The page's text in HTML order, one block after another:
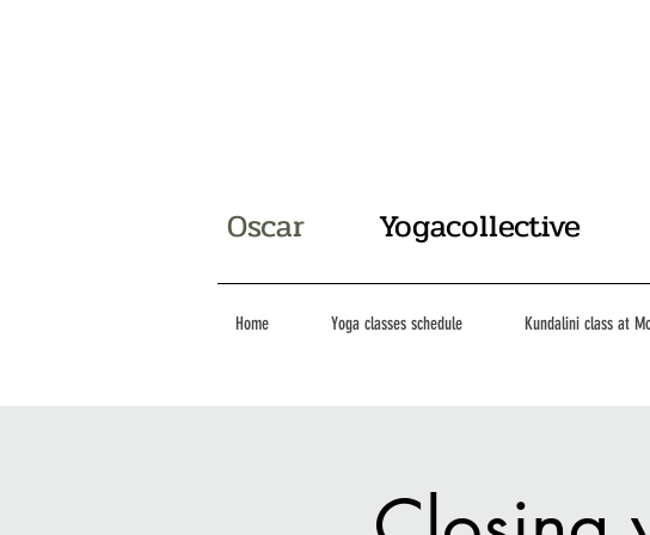
Oscar Yogacollective
Home Yoga classes schedule Kundalini class at